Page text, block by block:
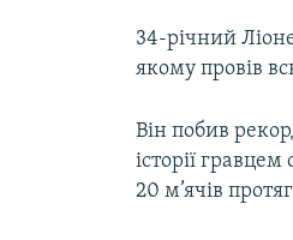
34-річний
якому провів
Він побив
історії
20 м’ячів